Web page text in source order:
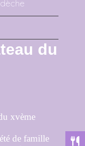
du
xvème
de famille